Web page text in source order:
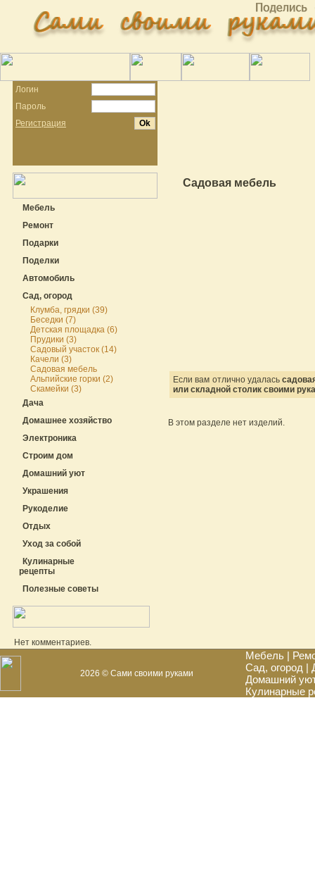
Логин
Пароль
Регистрация
Мебель
Ремонт
Подарки
Поделки
Автомобиль
Сад, огород
Клумба, грядки (39)
Беседки (7)
Детская площадка (6)
Прудики (3)
Садовый участок (14)
Качели (3)
Садовая мебель
Альпийские горки (2)
Скамейки (3)
Дача
Домашнее хозяйство
Электроника
Строим дом
Домашний уют
Украшения
Рукоделие
Отдых
Уход за собой
Кулинарные
рецепты
Полезные советы
Нет комментариев.
Садовая мебель
Если вам отлично удалась
или складной столик своими
В этом разделе нет изделий.
2026 © Сами своими руками
Мебель |
Сад, огород |
Домашний
Кулинарные